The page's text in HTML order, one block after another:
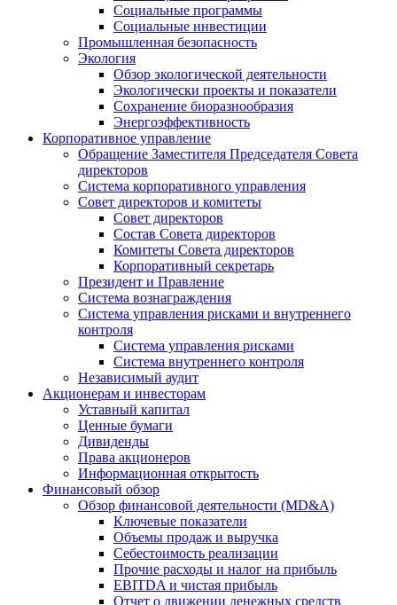
Социальные программы
Социальные инвестиции
Промышленная безопасность
Экология
Обзор экологической деятельности
Экологически проекты и показатели
Сохранение биоразнообразия
Энергоэффективность
Корпоративное управление
Обращение Заместителя Председателя Совета
директоров
Система корпоративного управления
Совет директоров и комитеты
Совет директоров
Состав Совета директоров
Комитеты Совета директоров
Корпоративный секретарь
Президент и Правление
Система вознаграждения
Система управления рисками и внутреннего
контроля
Система управления рисками
Система внутреннего контроля
Независимый аудит
Акционерам и инвесторам
Уставный капитал
Ценные бумаги
Дивиденды
Права акционеров
Информационная открытость
Финансовый обзор
Обзор финансовой деятельности (MD&A)
Ключевые показатели
Объемы продаж и выручка
Себестоимость реализации
Прочие расходы и налог на прибыль
EBITDA и чистая прибыль
Отчет о движении денежных средств